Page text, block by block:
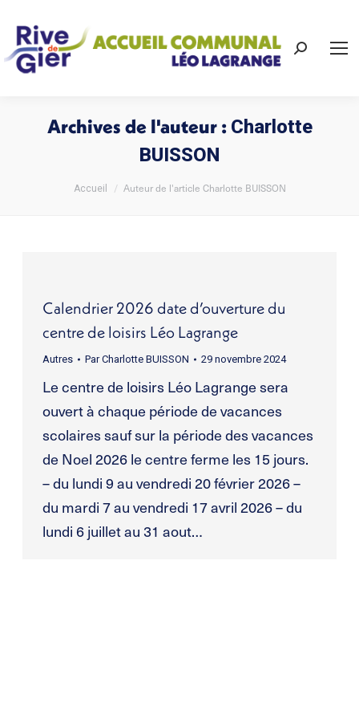
Archives de l'auteur : Charlotte
BUISSON
Vous êtes ici :
Accueil Auteur de l'article Charlotte BUISSON
Calendrier 2026 date d’ouverture du
centre de loisirs Léo Lagrange
Autres ParCharlotte BUISSON 29 novembre 2024
Le centre de loisirs Léo Lagrange sera
ouvert à chaque période de vacances
scolaires sauf sur la période des vacances
de Noel 2026 le centre ferme les 15 jours.
– du lundi 9 au vendredi 20 février 2026 –
du mardi 7 au vendredi 17 avril 2026 – du
lundi 6 juillet au 31 aout…